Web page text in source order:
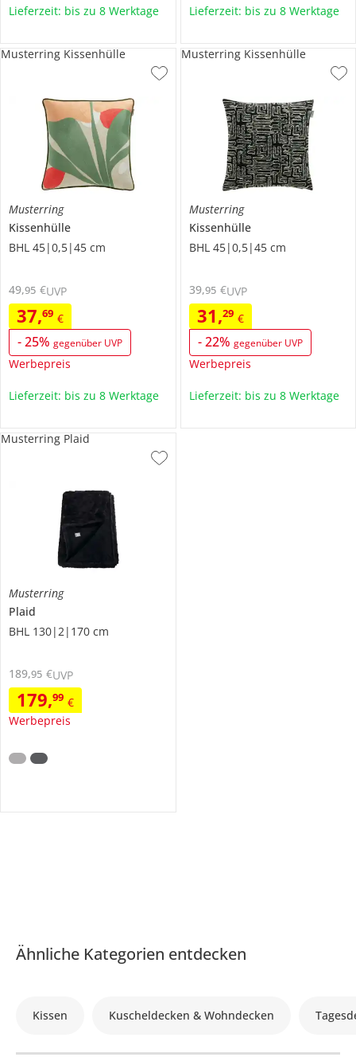
Lieferzeit: bis zu 8 Werktage Lieferzeit: bis zu 8 Werktage
Musterring
Kissenhülle
BHL 45|0,5|45 cm
37,69 €
-25% gegenüber UVP
Werbepreis
49,95 €UVP
Musterring Kissenhülle
Lieferzeit: bis zu 8 Werktage
Musterring
Kissenhülle
BHL 45|0,5|45 cm
31,29 €
-22% gegenüber UVP
Werbepreis
39,95 €UVP
Musterring Kissenhülle
Lieferzeit: bis zu 8 Werktage
Musterring
Plaid
BHL 130|2|170 cm
179,99 €
Werbepreis
189,95 €UVP
Musterring Plaid
Ähnliche Kategorien entdecken
Kissen Kuscheldecken & Wohndecken